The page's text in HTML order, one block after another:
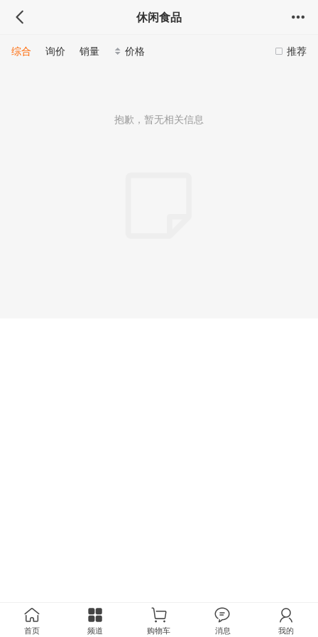
休闲食品
推荐
综合 询价 销量 价格
抱歉，暂无相关信息
首页 频道 购物车 消息 我的